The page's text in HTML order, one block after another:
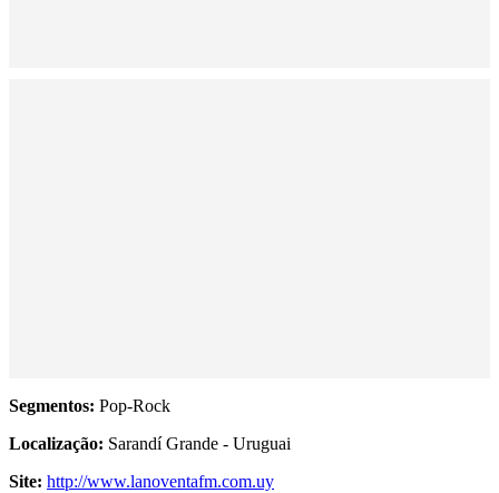
Segmentos: Pop-Rock
Localização: Sarandí Grande - Uruguai
Site: http://www.lanoventafm.com.uy